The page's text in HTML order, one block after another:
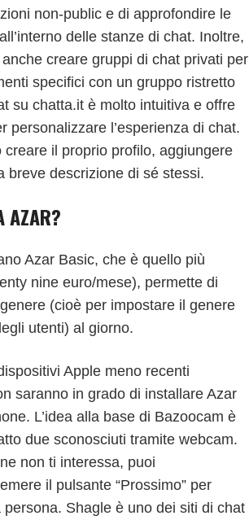
non-public e di approfondire le
delle stanze di chat. Inoltre,
creare gruppi di chat privati per
specifici con un gruppo ristretto
su chatta.it è molto intuitiva e offre
personalizzare l’esperienza di chat.
creare il proprio profilo, aggiungere
breve descrizione di sé stessi.
AZAR?
Azar Basic, che è quello più
nine euro/mese), permette di
(cioè per impostare il genere
utenti) al giorno.
Apple meno recenti
saranno in grado di installare Azar
L’idea alla base di Bazoocam è
due sconosciuti tramite webcam.
non ti interessa, puoi
il pulsante “Prossimo” per
persona. Shagle è uno dei siti di chat